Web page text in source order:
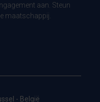
aan. Steun
maatschappij.
- België